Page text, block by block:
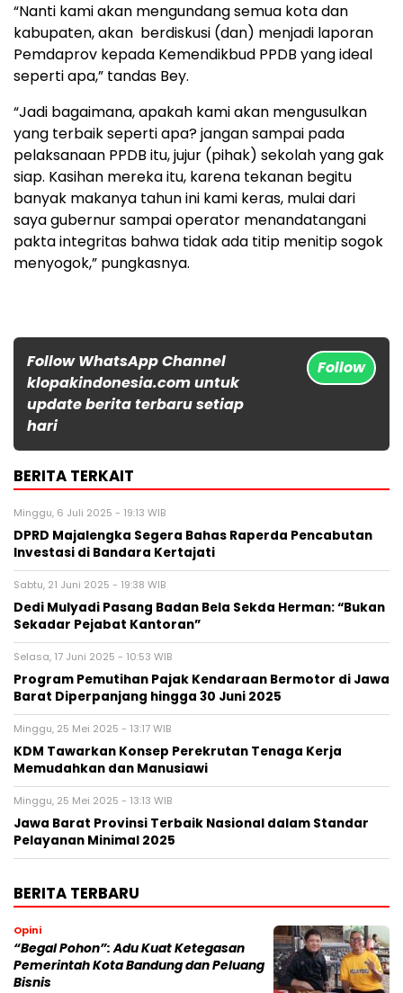
“Nanti kami akan mengundang semua kota dan
kabupaten, akan berdiskusi (dan) menjadi laporan
Pemdaprov kepada Kemendikbud PPDB yang ideal
seperti apa,” tandas Bey.
“Jadi bagaimana, apakah kami akan mengusulkan
yang terbaik seperti apa? jangan sampai pada
pelaksanaan PPDB itu, jujur (pihak) sekolah yang gak
siap. Kasihan mereka itu, karena tekanan begitu
banyak makanya tahun ini kami keras, mulai dari
saya gubernur sampai operator menandatangani
pakta integritas bahwa tidak ada titip menitip sogok
menyogok,” pungkasnya.
Follow WhatsApp Channel
klopakindonesia.com untuk
update berita terbaru setiap
hari
Follow
BERITA TERKAIT
Minggu, 6 Juli 2025 - 19:13 WIB
DPRD Majalengka Segera Bahas Raperda Pencabutan
Investasi di Bandara Kertajati
Sabtu, 21 Juni 2025 - 19:38 WIB
Dedi Mulyadi Pasang Badan Bela Sekda Herman: “Bukan
Sekadar Pejabat Kantoran”
Selasa, 17 Juni 2025 - 10:53 WIB
Program Pemutihan Pajak Kendaraan Bermotor di Jawa
Barat Diperpanjang hingga 30 Juni 2025
Minggu, 25 Mei 2025 - 13:17 WIB
KDM Tawarkan Konsep Perekrutan Tenaga Kerja
Memudahkan dan Manusiawi
Minggu, 25 Mei 2025 - 13:13 WIB
Jawa Barat Provinsi Terbaik Nasional dalam Standar
Pelayanan Minimal 2025
BERITA TERBARU
Opini
“Begal Pohon”: Adu Kuat Ketegasan
Pemerintah Kota Bandung dan Peluang
Bisnis